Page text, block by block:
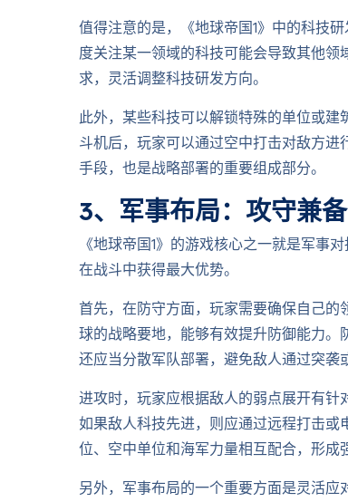
值得注意的是，《地球帝国1》中的科技
度关注某一领域的科技可能会导致其他
求，灵活调整科技研发方向。
此外，某些科技可以解锁特殊的单位或
斗机后，玩家可以通过空中打击对敌方
手段，也是战略部署的重要组成部分。
3、军事布局：攻守兼
《地球帝国1》的游戏核心之一就是军事
在战斗中获得最大优势。
首先，在防守方面，玩家需要确保自己
球的战略要地，能够有效提升防御能力
还应当分散军队部署，避免敌人通过突袭
进攻时，玩家应根据敌人的弱点展开有针
如果敌人科技先进，则应通过远程打击
位、空中单位和海军力量相互配合，形成
另外，军事布局的一个重要方面是灵活